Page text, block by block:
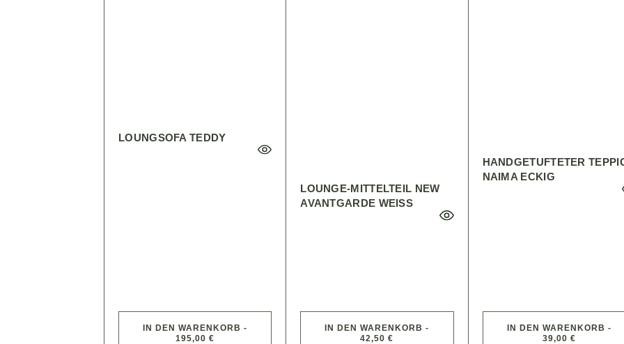
LOUNGSOFA TEDDY
IN DEN WARENKORB -
195,00 €
LOUNGE-MITTELTEIL NEW
AVANTGARDE WEISS
IN DEN WARENKORB -
42,50 €
HANDGETUFTETER
NAIMA ECKIG
IN DEN WARENKORB -
39,00 €